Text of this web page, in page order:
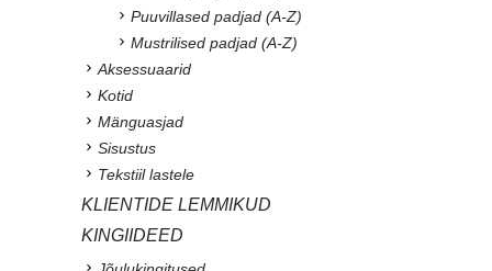
Puuvillased padjad (A-Z)
Mustrilised padjad (A-Z)
Aksessuaarid
Kotid
Mänguasjad
Sisustus
Tekstiil lastele
KLIENTIDE LEMMIKUD
KINGIIDEED